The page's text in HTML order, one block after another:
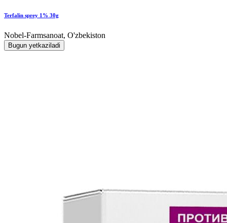
Terfalin sprey 1% 30g
Nobel-Farmsanoat, O'zbekiston
Bugun yetkaziladi